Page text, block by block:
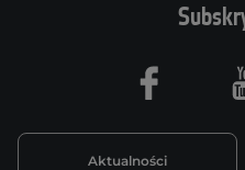
Aktualności
Facebook